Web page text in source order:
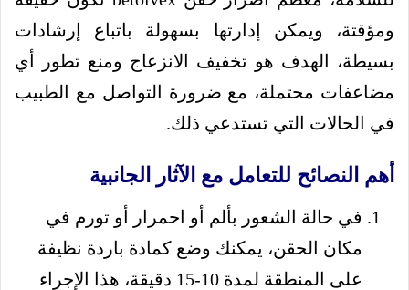
ومؤقتة، ويمكن إدارتها بسهولة باتباع إرشادات
بسيطة، الهدف هو تخفيف الانزعاج ومنع تطور أي
مضاعفات محتملة، مع ضرورة التواصل مع الطبيب
في الحالات التي تستدعي ذلك.
أهم النصائح للتعامل مع الآثار الجانبية
في حالة الشعور بألم أو احمرار أو تورم في
مكان الحقن، يمكنك وضع كمادة باردة نظيفة
على المنطقة لمدة 10-15 دقيقة، هذا الإجراء